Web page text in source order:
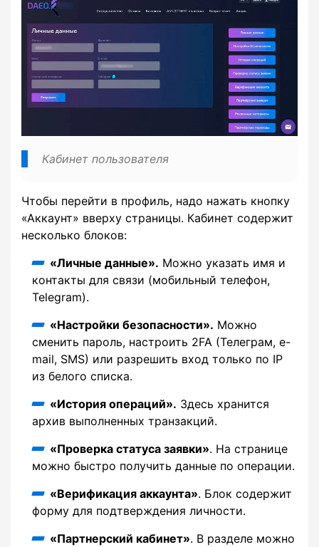
Кабинет пользователя
Чтобы перейти в профиль, надо нажать кнопку
«Аккаунт» вверху страницы. Кабинет содержит
несколько блоков:
«Личные данные». Можно указать имя и
контакты для связи (мобильный телефон,
Telegram).
«Настройки безопасности». Можно
сменить пароль, настроить 2FA (Телеграм, e-
mail, SMS) или разрешить вход только по IP
из белого списка.
«История операций». Здесь хранится
архив выполненных транзакций.
«Проверка статуса заявки». На странице
можно быстро получить данные по операции.
«Верификация аккаунта». Блок содержит
форму для подтверждения личности.
«Партнерский кабинет». В разделе можно